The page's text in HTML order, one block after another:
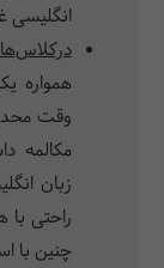
انگلیسی
همواره
وقت
مکالمه
زبان
راحتی
چنین با